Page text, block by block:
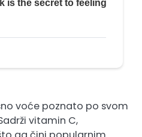
voće poznato po svom
vitamin C,